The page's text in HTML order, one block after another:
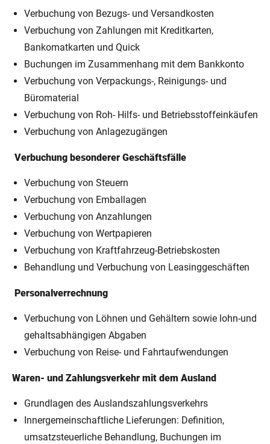
Verbuchung von Bezugs- und Versandkosten
Verbuchung von Zahlungen mit Kreditkarten,
Bankomatkarten und Quick
Buchungen im Zusammenhang mit dem Bankkonto
Verbuchung von Verpackungs-, Reinigungs- und
Büromaterial
Verbuchung von Roh- Hilfs- und Betriebsstoffeinkäufen
Verbuchung von Anlagezugängen
Verbuchung besonderer Geschäftsfälle
Verbuchung von Steuern
Verbuchung von Emballagen
Verbuchung von Anzahlungen
Verbuchung von Wertpapieren
Verbuchung von Kraftfahrzeug-Betriebskosten
Behandlung und Verbuchung von Leasinggeschäften
Personalverrechnung
Verbuchung von Löhnen und Gehältern sowie lohn-und
gehaltsabhängigen Abgaben
Verbuchung von Reise- und Fahrtaufwendungen
Waren- und Zahlungsverkehr mit dem Ausland
Grundlagen des Auslandszahlungsverkehrs
Innergemeinschaftliche Lieferungen: Definition,
umsatzsteuerliche Behandlung, Buchungen im